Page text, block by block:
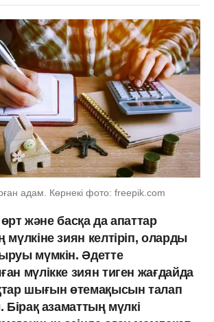
адам. Көрнекі фото: freepik.com
өрт және басқа да апаттар
мүлкіне зиян келтіріп, оларды
мүмкін. Әдетте
мүлікке зиян тиген жағдайда
шығын өтемақысын талап
Бірақ азаматтың мүлкі